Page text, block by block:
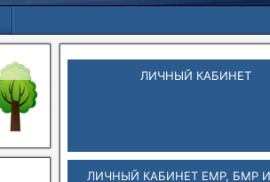
ЛИЧНЫЙ КАБИНЕТ
ЛИЧНЫЙ КАБИНЕТ ЕМР, БМР